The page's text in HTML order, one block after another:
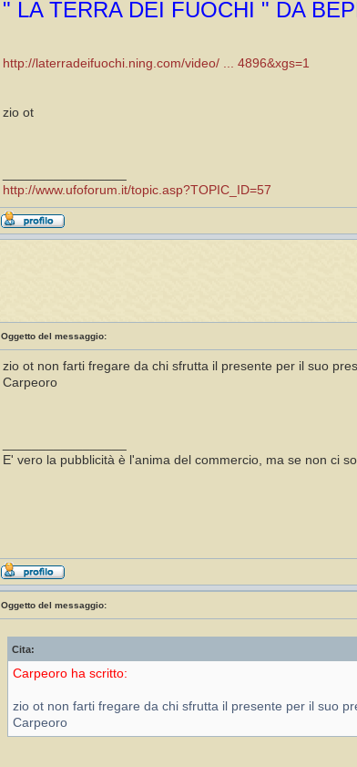
" LA TERRA DEI FUOCHI " DA
http://laterradeifuochi.ning.com/video/ ... 4896&xgs=1
zio ot
http://www.ufoforum.it/topic.asp?TOPIC_ID=57
Oggetto del messaggio:
zio ot non farti fregare da chi sfrutta il presente per il suo
Carpeoro
E' vero la pubblicità è l'anima del commercio, ma se non ci
Oggetto del messaggio:
Cita:
Carpeoro ha scritto:
zio ot non farti fregare da chi sfrutta il presente per il suo
Carpeoro